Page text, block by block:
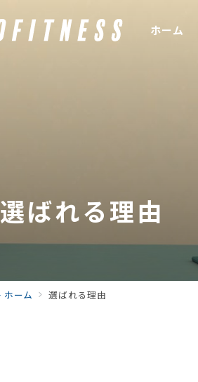
ホーム
選ばれる理由
ホーム 選ばれる理由